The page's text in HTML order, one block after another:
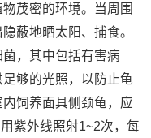
茂密的环境。当周围
蔽地晒太阳、捕食。
，其中包括有害病
够的光照，以防止龟
饲养面具侧颈龟，应
紫外线照射1~2次，每